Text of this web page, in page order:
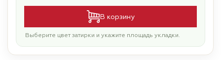
В корзину
Выберите цвет затирки и укажите площадь укладки.